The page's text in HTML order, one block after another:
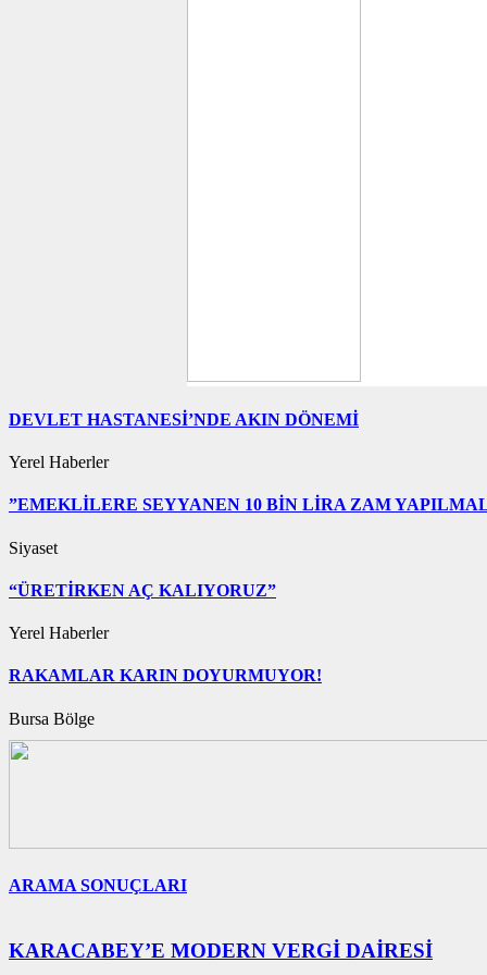
DEVLET HASTANESİ’NDE AKIN DÖNEMİ
Yerel Haberler
”EMEKLİLERE SEYYANEN 10 BİN LİRA ZAM
Siyaset
“ÜRETİRKEN AÇ KALIYORUZ”
Yerel Haberler
RAKAMLAR KARIN DOYURMUYOR!
Bursa Bölge
ARAMA SONUÇLARI
KARACABEY’E MODERN VERGİ DAİRESİ